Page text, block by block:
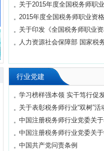
关于2015年度全国税务师职
2015年度全国税务师职业资
关于印发《全国税务师职业
人力资源社会保障部 国家税
行业党建
学习榜样强本领 实干笃行
关于表彰税务师行业“双树”
中国注册税务师行业党委关
中国注册税务师行业党委关
中国共产党问责条例